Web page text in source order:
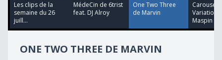
21
minutes,
56
seconds
Les clips de la
semaine du 26
juill...
MédeCin de 6trist
feat. DJ Alroy
One Two Three
de Marvin
Carousel
Variations
Maspin vs
ONE TWO THREE DE MARVIN